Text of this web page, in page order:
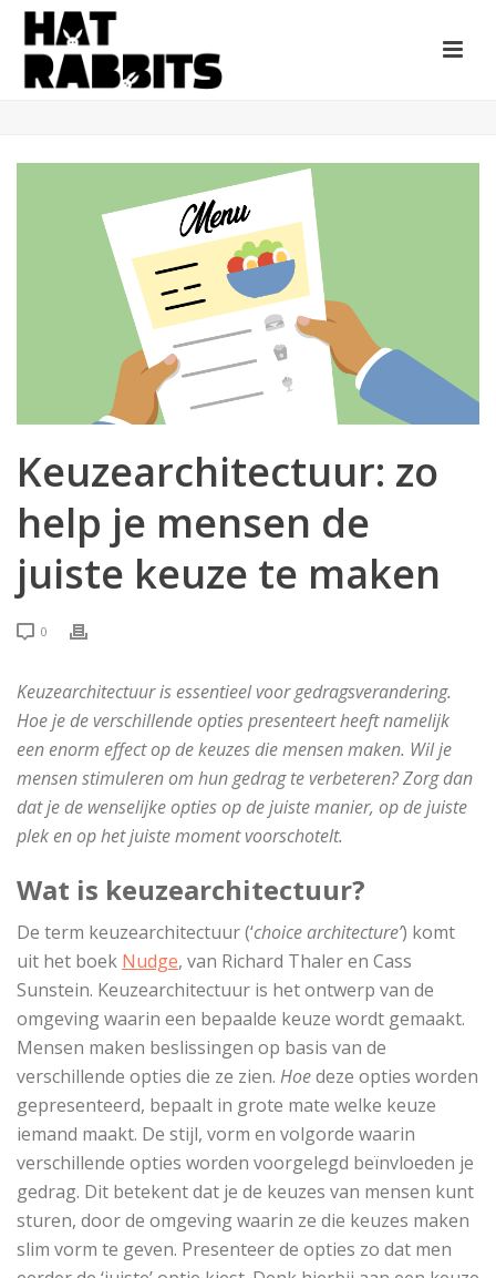
Keuzearchitectuur: zo
help je mensen de
juiste keuze te maken
0
Keuzearchitectuur is essentieel voor gedragsverandering.
Hoe je de verschillende opties presenteert heeft namelijk
een enorm effect op de keuzes die mensen maken. Wil je
mensen stimuleren om hun gedrag te verbeteren? Zorg dan
dat je de wenselijke opties op de juiste manier, op de juiste
plek en op het juiste moment voorschotelt.
Wat is keuzearchitectuur?
De term keuzearchitectuur (‘choice architecture’) komt
uit het boek Nudge, van Richard Thaler en Cass
Sunstein. Keuzearchitectuur is het ontwerp van de
omgeving waarin een bepaalde keuze wordt gemaakt.
Mensen maken beslissingen op basis van de
verschillende opties die ze zien. Hoedeze opties worden
gepresenteerd, bepaalt in grote mate welke keuze
iemand maakt. De stijl, vorm en volgorde waarin
verschillende opties worden voorgelegd beïnvloeden je
gedrag. Dit betekent dat je de keuzes van mensen kunt
sturen, door de omgeving waarin ze die keuzes maken
slim vorm te geven. Presenteer de opties zo dat men